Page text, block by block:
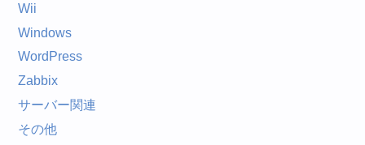
Wii
Windows
WordPress
Zabbix
サーバー関連
その他